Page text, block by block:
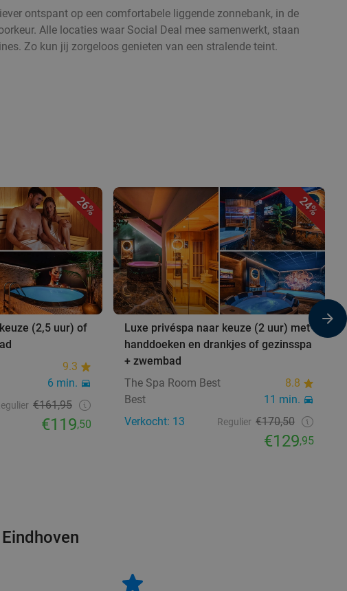
ontspant op een comfortabele liggende zonnebank, in de
Alle locaties waar Social Deal mee samenwerkt, staan
Zo kun jij zorgeloos genieten van een stralende teint.
26%
(2,5 uur) of
9.3
6 min.
€161,95
€119,50
24%
Luxe privéspa naar keuze (2 uur) met
handdoeken en drankjes of gezinsspa
+ zwembad
The Spa Room Best
8.8
Best
11 min.
Verkocht: 13
Regulier €170,50
€129,95